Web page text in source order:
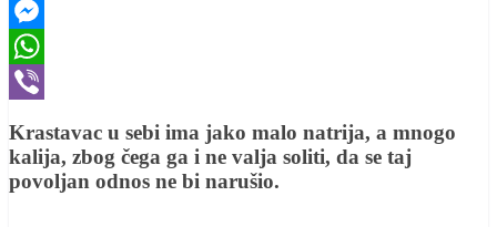
Facebook
Messenger
WhatsApp
Krastavac u sebi ima jako malo natrija, a mnogo
kalija, zbog čega ga i ne valja soliti, da se taj
povoljan odnos ne bi narušio.